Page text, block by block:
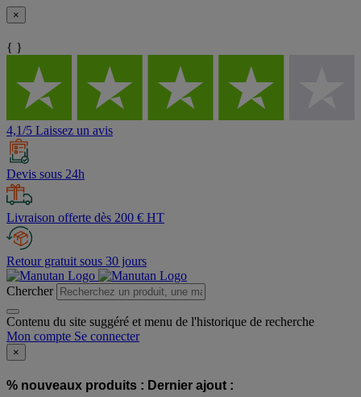
×
{ }
4,1/5 Laissez un avis
Devis sous 24h
Livraison offerte dès 200 € HT
Retour gratuit sous 30 jours
Chercher
Contenu du site suggéré et menu de l'historique de recherche
Mon compte Se connecter
×
% nouveaux produits : Dernier ajout :